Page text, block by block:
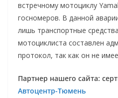
встречному мотоциклу
госномеров. В данной
лишь транспортные
мотоциклиста составлен
протокол, так как он не
Партнер нашего сайта:
Автоцентр-Тюмень